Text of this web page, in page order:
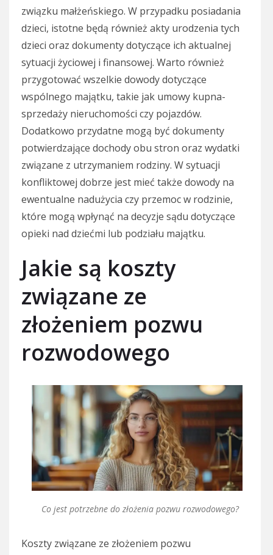
związku małżeńskiego. W przypadku posiadania
dzieci, istotne będą również akty urodzenia tych
dzieci oraz dokumenty dotyczące ich aktualnej
sytuacji życiowej i finansowej. Warto również
przygotować wszelkie dowody dotyczące
wspólnego majątku, takie jak umowy kupna-
sprzedaży nieruchomości czy pojazdów.
Dodatkowo przydatne mogą być dokumenty
potwierdzające dochody obu stron oraz wydatki
związane z utrzymaniem rodziny. W sytuacji
konfliktowej dobrze jest mieć także dowody na
ewentualne nadużycia czy przemoc w rodzinie,
które mogą wpłynąć na decyzje sądu dotyczące
opieki nad dziećmi lub podziału majątku.
Jakie są koszty
związane ze
złożeniem pozwu
rozwodowego
Co jest potrzebne do złożenia pozwu rozwodowego?
Koszty związane ze złożeniem pozwu